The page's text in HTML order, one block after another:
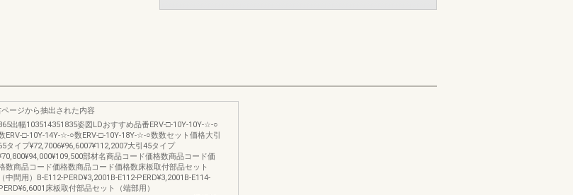
ページから抽出された内容
出幅103514351835姿図LDおすすめ品番ERV-□-10Y-10Y-☆-○
ERV-□-10Y-14Y-☆-○数ERV-□-10Y-18Y-☆-○数数セット価格大引
タイプ¥72,7006¥96,6007¥112,2007大引45タイプ
部材名商品コード価格数商品コード価
数商品コード価格数商品コード価格数床板取付部品セット
（中間用）B-E112-PERD¥3,2001B-E112-PERD¥3,2001B-E114-
床板取付部品セット（端部用）